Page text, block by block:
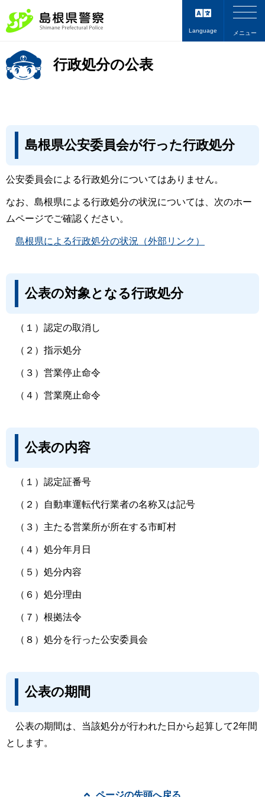
Language メニュー
行政処分の公表
島根県公安委員会が行った行政処分
公安委員会による行政処分についてはありません。
なお、島根県による行政処分の状況については、次のホー
ムページでご確認ください。
島根県による行政処分の状況（外部リンク）
公表の対象となる行政処分
（１）認定の取消し
（２）指示処分
（３）営業停止命令
（４）営業廃止命令
公表の内容
（１）認定証番号
（２）自動車運転代行業者の名称又は記号
（３）主たる営業所が所在する市町村
（４）処分年月日
（５）処分内容
（６）処分理由
（７）根拠法令
（８）処分を行った公安委員会
公表の期間
公表の期間は、当該処分が行われた日から起算して2年間
とします。
ページの先頭へ戻る